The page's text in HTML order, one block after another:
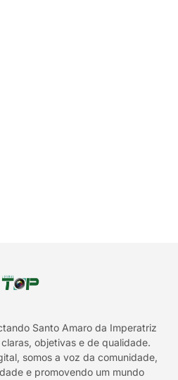
Santo Amaro da Imperatriz
objetivas e de qualidade.
somos a voz da comunidade,
e promovendo um mundo